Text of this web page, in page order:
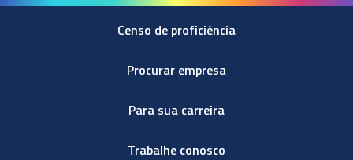
Censo de proficiência
Procurar empresa
Para sua carreira
Trabalhe conosco